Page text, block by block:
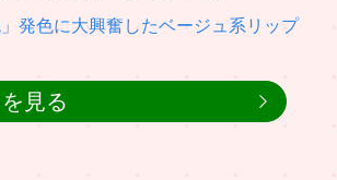
発色に大興奮したベージュ系リップ
見る